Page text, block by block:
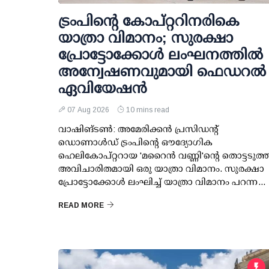
ട്രംപിന്റെ കോപ്റ്ററിനരികെ
യാത്രാ വിമാനം; സുരക്ഷാ
പ്രോട്ടോക്കോള്‍ ലംഘനത്തില്‍
അന്വേഷണവുമായി ഫെഡറല്‍
ഏവിയേഷന്‍
07 Aug 2026 10 mins read
വാഷിങ്ടണ്‍: അമേരിക്കന്‍ പ്രസിഡന്റ്
ഡൊണാള്‍ഡ് ട്രംപിന്റെ ഔദ്യോഗിക
ഹെലികോപ്റ്ററായ 'മറൈന്‍ വണ്ണി'ന്റെ
അവിചാരിതമായി ഒരു യാത്രാ വിമാനം. സുരക്ഷാ
പ്രോട്ടോക്കോള്‍ ലംഘിച്ച് യാത്രാ വിമാനം പറന്ന...
READ MORE